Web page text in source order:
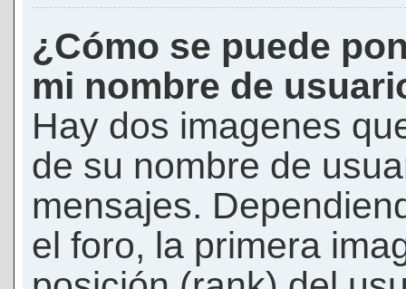
¿Cómo se puede
mi nombre de
Hay dos imagenes
de su nombre de
mensajes.
el foro, la primera